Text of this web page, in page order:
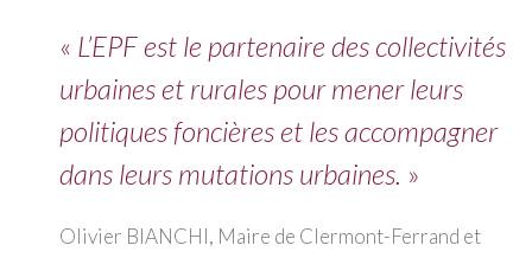
« L’EPF est le partenaire des collectivités
urbaines et rurales pour mener leurs
politiques foncières et les accompagner
dans leurs mutations urbaines. »
Olivier BIANCHI, Maire de Clermont-Ferrand et